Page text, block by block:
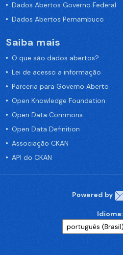
Dados Abertos Governo Federal
Dados Abertos Pernambuco
Saiba mais
O que são dados abertos?
Lei de acesso a informação
Parceria para Governo Aberto
Open Knowledge Foundation
Open Data Commons
Open Data Definition
Associação CKAN
API do CKAN
Powered by
Idioma